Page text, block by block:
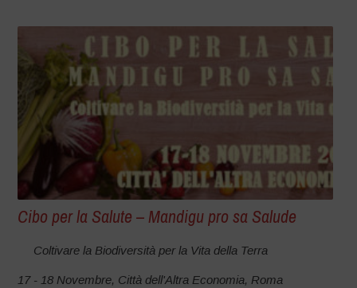
Cibo per la Salute – Mandigu pro sa Salude
Coltivare la Biodiversità per la Vita della Terra
17 - 18 Novembre, Città dell'Altra Economia, Roma